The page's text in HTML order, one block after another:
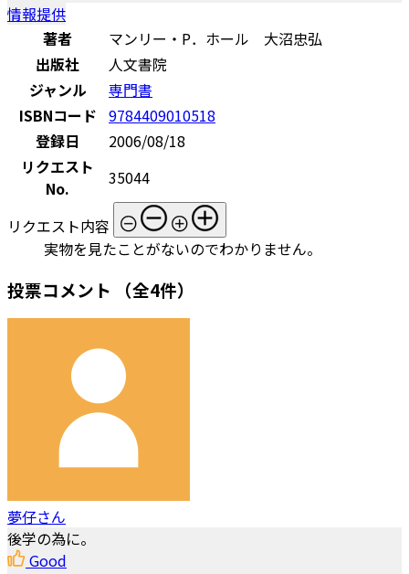
情報提供
著者
マンリー・P．ホール 大沼忠弘
出版社
人文書院
ジャンル
専門書
ISBNコード 9784409010518
登録日
2006/08/18
リクエスト
No.
35044
リクエスト内容
実物を見たことがないのでわかりません。
投票コメント （全4件）
夢仔さん
後学の為に。
Good